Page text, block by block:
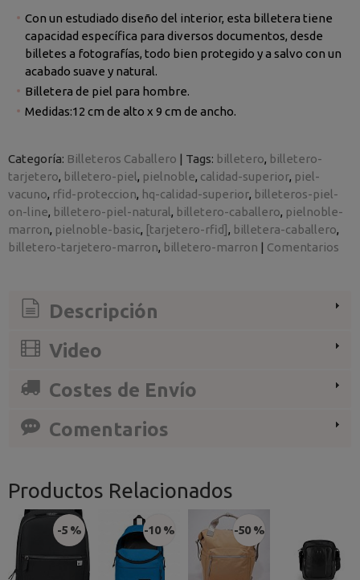
Con un estudiado diseño del interior, esta billetera tiene
capacidad específica para diversos documentos, desde
billetes a fotografías, todo bien protegido y a salvo con un
acabado suave y natural.
Billetera de piel para hombre.
Medidas:12 cm de alto x 9 cm de ancho.
Categoría: Billeteros Caballero | Tags: billetero billetero-
tarjetero billetero-piel pielnoble calidad-superior piel-
vacuno rfid-proteccion hq-calidad-superior billeteros-piel-
on-line billetero-piel-natural billetero-caballero pielnoble-
marron pielnoble-basic [tarjetero-rfid]
billetera-caballero
billetero-tarjetero-marron billetero-marron | Comentarios
Descripción
Video
Costes de Envío
Comentarios
Productos Relacionados
-5 % -10 % -50 %